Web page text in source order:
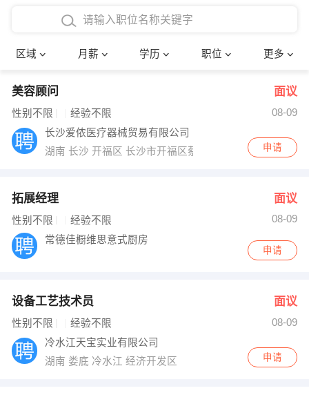
区域 月薪 学历 职位 更多
4000-5000元
8000-12000元
12000-20000元
博士
文员
财务会计
网络IT
快递员
收银员 技术员/工程师
水电/机修
出纳
编辑
确定
美容顾问 面议
性别不限 经验不限
08-09
长沙爱侬医疗器械贸易有限公司
湖南 长沙 开福区 长沙市开福区蔡锷北路金地大厦申请
拓展经理 面议
性别不限 经验不限
08-09
常德佳橱维思意式厨房
申请
设备工艺技术员 面议
性别不限 经验不限
08-09
冷水江天宝实业有限公司
湖南 娄底 冷水江 经济开发区
申请